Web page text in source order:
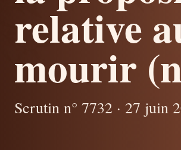
relative
mourir
Scrutin n° 7732 · 27 juin